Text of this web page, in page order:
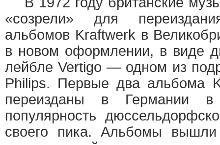
«созрели» для
альбомов Kraftwerk в
в новом оформлении, в виде
лейбле Vertigo — одном из
Philips. Первые два альбома
переизданы в Германии
популярность
своего пика. Альбомы